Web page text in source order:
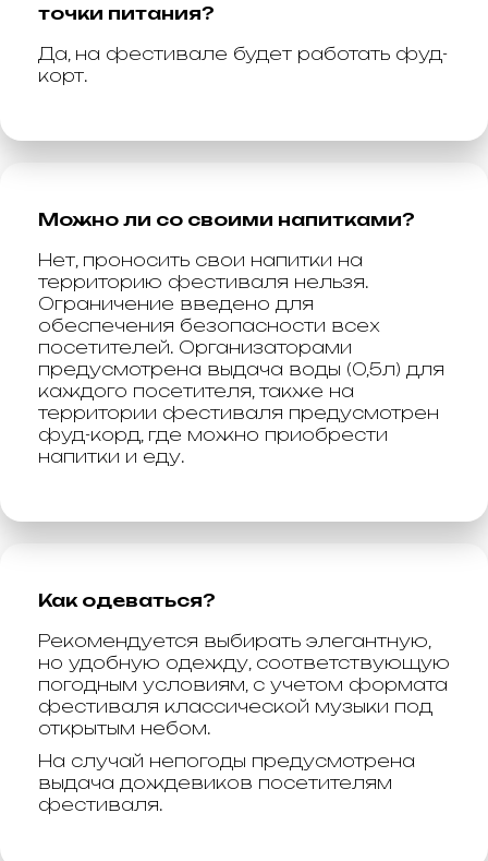
точки питания?
Да, на фестивале будет работать фуд-
корт.
Можно ли со своими напитками?
Нет, проносить свои напитки на
территорию фестиваля нельзя.
Ограничение введено для
обеспечения безопасности всех
посетителей. Организаторами
предусмотрена выдача воды (0,5л) для
каждого посетителя, также на
территории фестиваля предусмотрен
фуд-корд, где можно приобрести
напитки и еду.
Как одеваться?
Рекомендуется выбирать элегантную,
но удобную одежду, соответствующую
погодным условиям, с учетом формата
фестиваля классической музыки под
открытым небом.
На случай непогоды предусмотрена
выдача дождевиков посетителям
фестиваля.